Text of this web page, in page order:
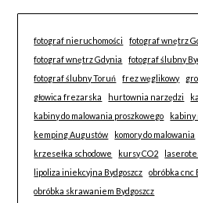
fotograf nieruchomości
fotograf wnętrz
fotograf wnętrz Gdynia
fotograf ślubny
fotograf ślubny Toruń
frez węglikowy
głowica frezarska
hurtownia narzędzi
kabiny do malowania proszkowego
kemping Augustów
komory do malowania
krzesełka schodowe
kursy CO2
lipoliza iniekcyjna Bydgoszcz
obróbka cnc
obróbka skrawaniem Bydgoszcz